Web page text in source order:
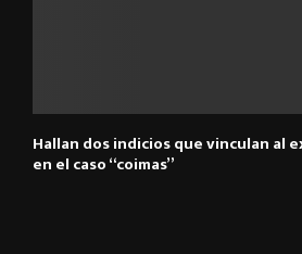
Hallan dos indicios que vinculan al
en el caso “coimas”